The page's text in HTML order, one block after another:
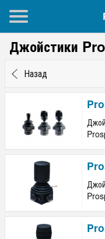
Джойстики
Назад